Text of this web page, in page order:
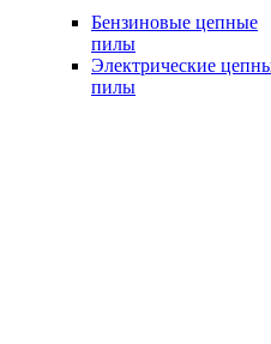
Бензиновые цепные
пилы
Электрические
пилы